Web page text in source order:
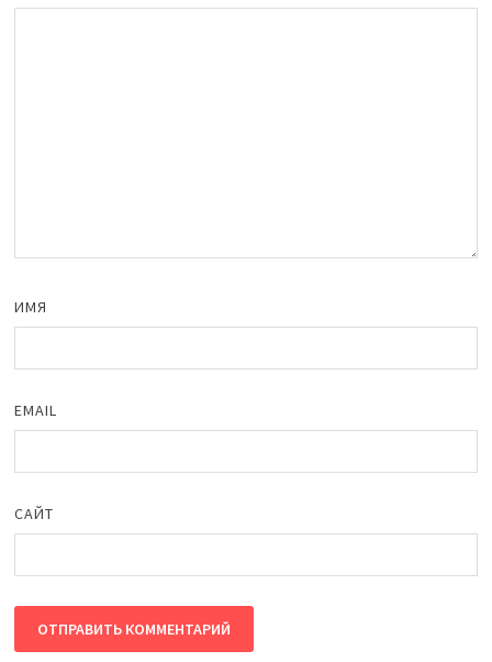
ИМЯ
EMAIL
САЙТ